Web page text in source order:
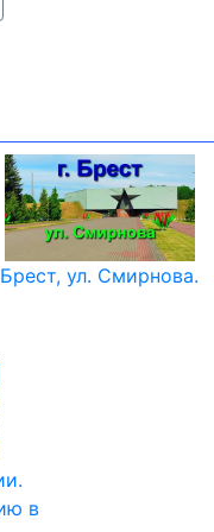
Брест, ул. Смирнова.
в